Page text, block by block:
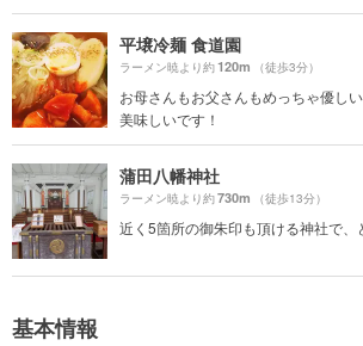
平壌冷麺 食道園
ラーメン暁より約120m （徒歩3分）
お母さんもお父さんもめっちゃ優し
美味しいです！
蒲田八幡神社
ラーメン暁より約730m （徒歩13分）
近く5箇所の御朱印も頂ける神社で、
基本情報